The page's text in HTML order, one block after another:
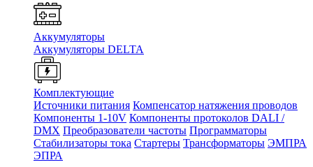
Аккумуляторы
Аккумуляторы DELTA
Комплектующие
Источники питания Компенсатор натяжения проводов
Компоненты 1-10V Компоненты протоколов DALI /
DMX Преобразователи частоты Программаторы
Стабилизаторы тока Стартеры Трансформаторы ЭМПРА
ЭПРА